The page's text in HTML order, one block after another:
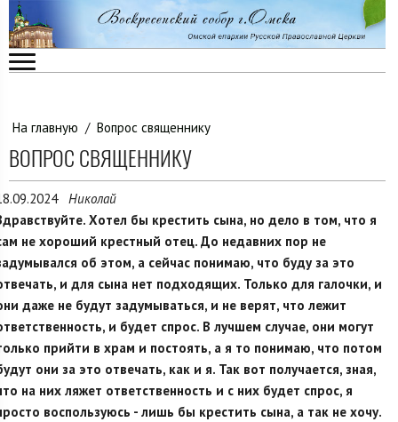
На главную / Вопрос священнику
ВОПРОС СВЯЩЕННИКУ
Николай
Хотел бы крестить сына, но дело в том, что я
не хороший крестный отец. До недавних пор не
об этом, а сейчас понимаю, что буду за это
и для сына нет подходящих. Только для галочки, и
даже не будут задумываться, и не верят, что лежит
и будет спрос. В лучшем случае, они могут
прийти в храм и постоять, а я то понимаю, что потом
они за это отвечать, как и я. Так вот получается, зная,
на них ляжет ответственность и с них будет спрос, я
воспользуюсь - лишь бы крестить сына, а так не хочу.